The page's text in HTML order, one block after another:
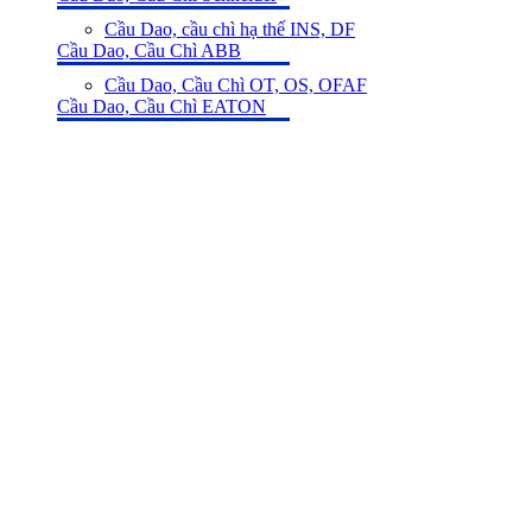
Cầu Dao, cầu chì hạ thế INS, DF
Cầu Dao, Cầu Chì ABB
Cầu Dao, Cầu Chì OT, OS, OFAF
Cầu Dao, Cầu Chì EATON